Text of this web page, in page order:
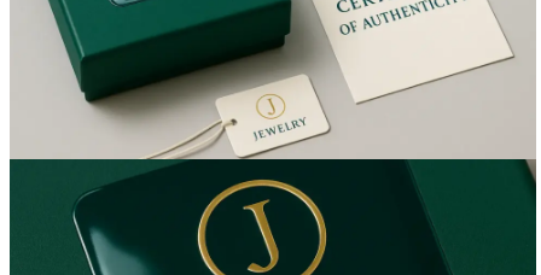
Вакансии
О компании
Написать директору
Арендодателям
Портфолио
Франшиза